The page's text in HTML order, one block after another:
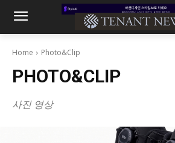
Home Photo&Clip
PHOTO&CLIP
사진 영상